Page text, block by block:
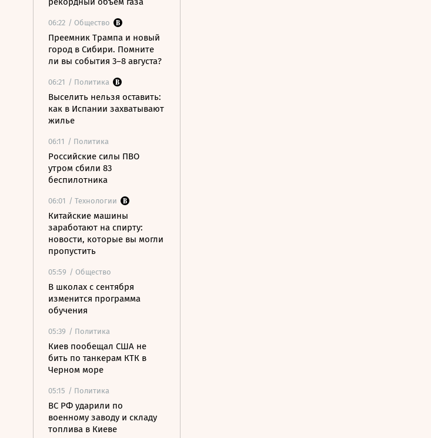
06:22 / Общество
Преемник Трампа и новый
город в Сибири. Помните
ли вы события 3–8 августа?
06:21 / Политика
Выселить нельзя оставить:
как в Испании захватывают
жилье
06:11 / Политика
Российские силы ПВО
утром сбили 83
беспилотника
06:01 / Технологии
Китайские машины
заработают на спирту:
новости, которые вы могли
пропустить
05:59 / Общество
В школах с сентября
изменится программа
обучения
05:39 / Политика
Киев пообещал США не
бить по танкерам КТК в
Черном море
05:15 / Политика
ВС РФ ударили по
военному заводу и складу
топлива в Киеве